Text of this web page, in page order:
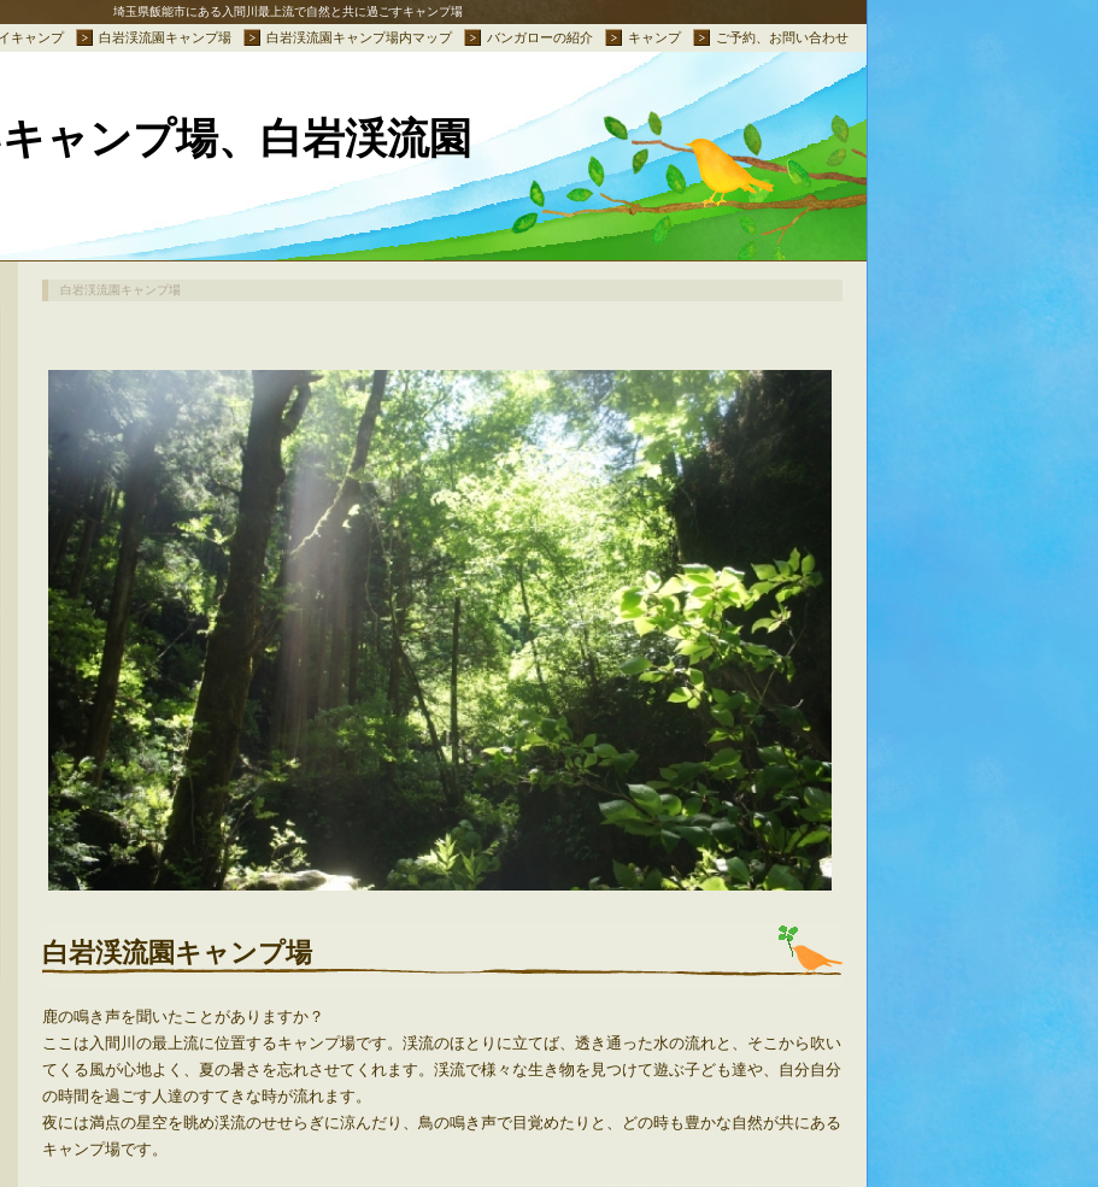
埼玉県飯能市にある入間川最上流で自然と共に過ごすキャンプ場
キャンプ 白岩渓流園キャンプ場 白岩渓流園キャンプ場内マップ バンガローの紹介 キャンプ ご予約、お問い合わせ
ャンプ場、白岩渓流園
白岩渓流園キャンプ場
白岩渓流園キャンプ場
鹿の鳴き声を聞いたことがありますか？
ここは入間川の最上流に位置するキャンプ場です。渓流のほとりに立てば、透き通った水の流れと、そこから吹い
てくる風が心地よく、夏の暑さを忘れさせてくれます。渓流で様々な生き物を見つけて遊ぶ子ども達や、自分自分
の時間を過ごす人達のすてきな時が流れます。
夜には満点の星空を眺め渓流のせせらぎに涼んだり、鳥の鳴き声で目覚めたりと、どの時も豊かな自然が共にある
キャンプ場です。